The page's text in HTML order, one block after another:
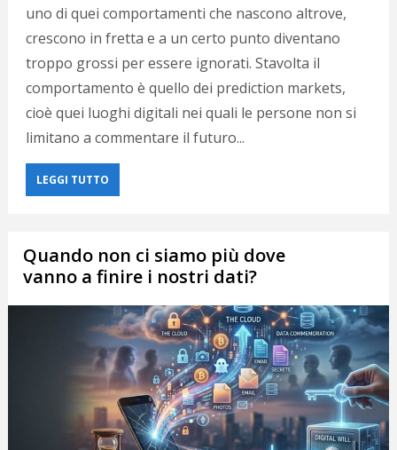
uno di quei comportamenti che nascono altrove,
crescono in fretta e a un certo punto diventano
troppo grossi per essere ignorati. Stavolta il
comportamento è quello dei prediction markets,
cioè quei luoghi digitali nei quali le persone non si
limitano a commentare il futuro...
LEGGI TUTTO
Quando non ci siamo più dove
vanno a finire i nostri dati?